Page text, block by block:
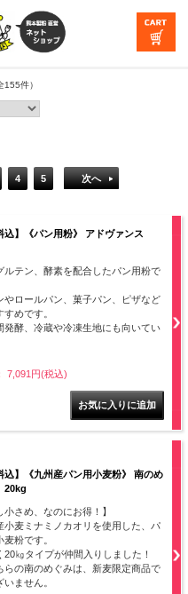
155件）
4 5 次へ
込】《パン用粉》 アドヴァンス
ルテン、酵素を配合したパン用粉で
やロールパン、菓子パン、ピザなど
すめです。
発酵、冷蔵や冷凍生地にも向いてい
7,091円(税込)
込】《九州産パン用小麦粉》 南のめ
20kg
小さめ、なのにお得！】
小麦ミナミノカオリを使用した、パ
麦粉です。
20㎏タイプが仲間入りしました！
の南のめぐみは、新麦限定商品で
いません。